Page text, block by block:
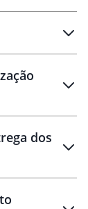
brinde
dos